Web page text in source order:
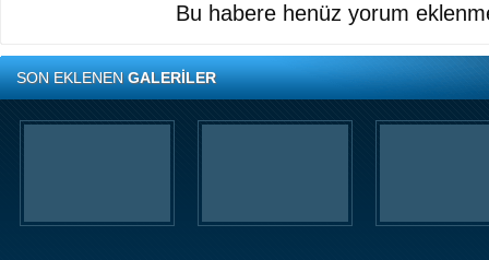
Bu habere henüz yorum
SON EKLENENGALERİLER